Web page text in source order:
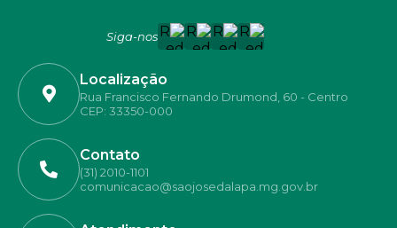
Siga-nos
Localização
Rua Francisco Fernando Drumond, 60 - Centro
CEP: 33350-000
Contato
(31) 2010-1101
comunicacao@saojosedalapa.mg.gov.br